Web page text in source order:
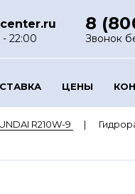
22:00
8
Звонок
ЦЕНЫ
R210W-9